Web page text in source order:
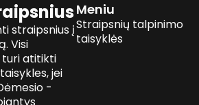
straipsnius į
Visi
turi atitikti
jei
-
Meniu
Straipsnių talpinimo
taisyklės